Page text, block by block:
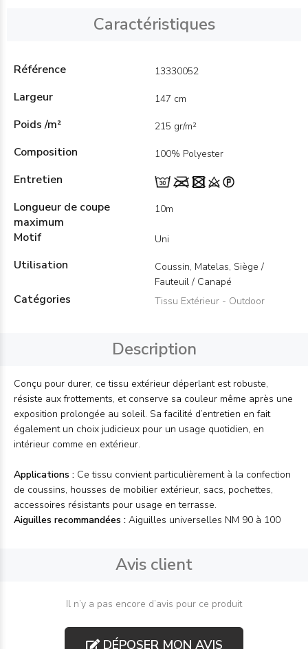
Caractéristiques
Référence 13330052
Largeur 147 cm
Poids /m² 215 gr/m²
Composition 100% Polyester
Entretien
Longueur de coupe
maximum
10m
Motif Uni
Utilisation
Coussin, Matelas, Siège /
Fauteuil / Canapé
Catégories Tissu Extérieur - Outdoor
Description
Conçu pour durer, ce tissu extérieur déperlant est robuste,
résiste aux frottements, et conserve sa couleur même après une
exposition prolongée au soleil. Sa facilité d’entretien en fait
également un choix judicieux pour un usage quotidien, en
intérieur comme en extérieur.
Applications : Ce tissu convient particulièrement à la confection
de coussins, housses de mobilier extérieur, sacs, pochettes,
accessoires résistants pour usage en terrasse.
Aiguilles recommandées : Aiguilles universelles NM 90 à 100
Avis client
Il n’y a pas encore d’avis pour ce produit
DÉPOSER MON AVIS